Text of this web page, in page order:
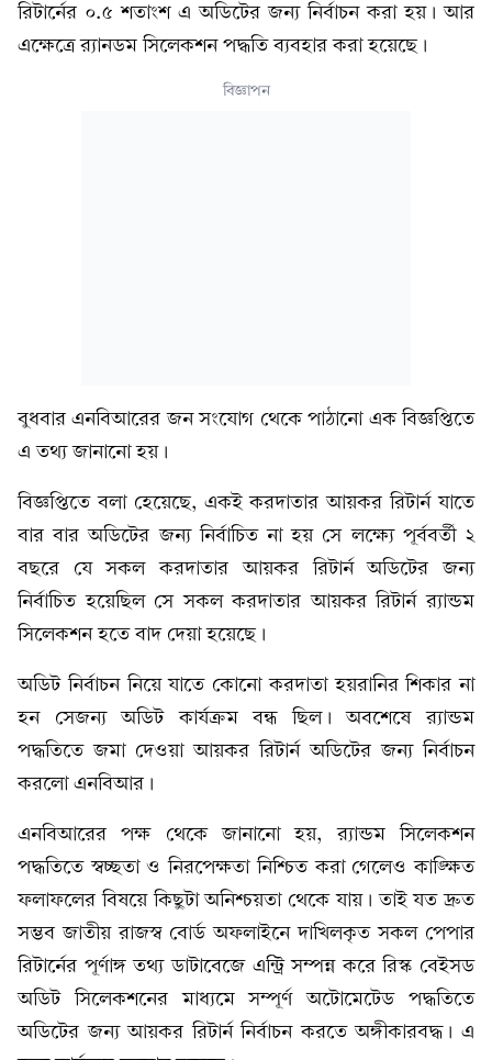
রিটার্নের ০.৫ শতাংশ এ অডিটের জন্য নির্বাচন করা হয়। আর
এক্ষেত্রে র‌্যানডম সিলেকশন পদ্ধতি ব্যবহার করা হয়েছে।
বিজ্ঞাপন
বুধবার এনবিআরের জন সংযোগ থেকে পাঠানো এক বিজ্ঞপ্তিতে
এ তথ্য জানানো হয়।
বিজ্ঞপ্তিতে বলা হেয়েছে, একই করদাতার আয়কর রিটার্ন যাতে
বার বার অডিটের জন্য নির্বাচিত না হয় সে লক্ষ্যে পূর্ববর্তী ২
বছরে যে সকল করদাতার আয়কর রিটার্ন অডিটের জন্য
নির্বাচিত হয়েছিল সে সকল করদাতার আয়কর রিটার্ন র‌্যান্ডম
সিলেকশন হতে বাদ দেয়া হয়েছে।
অডিট নির্বাচন নিয়ে যাতে কোনো করদাতা হয়রানির শিকার না
হন সেজন্য অডিট কার্যক্রম বন্ধ ছিল। অবশেষে র‌্যান্ডম
পদ্ধতিতে জমা দেওয়া আয়কর রিটার্ন অডিটের জন্য নির্বাচন
করলো এনবিআর।
এনবিআরের পক্ষ থেকে জানানো হয়, র‌্যান্ডম সিলেকশন
পদ্ধতিতে স্বচ্ছতা ও নিরপেক্ষতা নিশ্চিত করা গেলেও কাঙ্ক্ষিত
ফলাফলের বিষয়ে কিছুটা অনিশ্চয়তা থেকে যায়। তাই যত দ্রুত
সম্ভব জাতীয় রাজস্ব বোর্ড অফলাইনে দাখিলকৃত সকল পেপার
রিটার্নের পূর্ণাঙ্গ তথ্য ডাটাবেজে এন্ট্রি সম্পন্ন করে রিস্ক বেইসড
অডিট সিলেকশনের মাধ্যমে সম্পূর্ণ অটোমেটেড পদ্ধতিতে
অডিটের জন্য আয়কর রিটার্ন নির্বাচন করতে অঙ্গীকারবদ্ধ। এ